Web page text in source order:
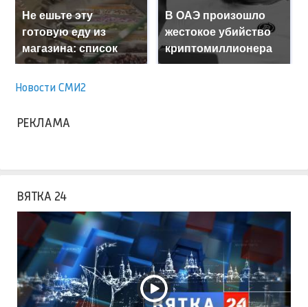
Не ешьте эту
готовую еду из
магазина: список
В ОАЭ произошло
жестокое убийство
криптомиллионера
Новости СМИ2
РЕКЛАМА
ВЯТКА 24